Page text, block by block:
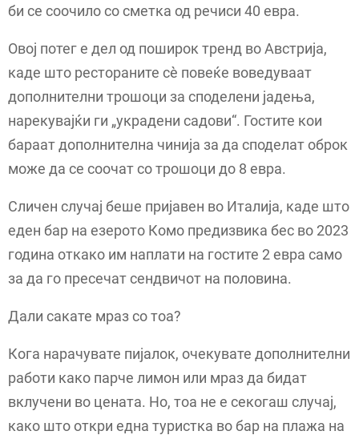
би се соочило со сметка од речиси 40 евра.
Овој потег е дел од поширок тренд во Австрија,
каде што рестораните сè повеќе воведуваат
дополнителни трошоци за споделени јадења,
нарекувајќи ги „украдени садови“. Гостите кои
бараат дополнителна чинија за да споделат оброк
може да се соочат со трошоци до 8 евра.
Сличен случај беше пријавен во Италија, каде што
еден бар на езерото Комо предизвика бес во 2023
година откако им наплати на гостите 2 евра само
за да го пресечат сендвичот на половина.
Дали сакате мраз со тоа?
Кога нарачувате пијалок, очекувате дополнителни
работи како парче лимон или мраз да бидат
вклучени во цената. Но, тоа не е секогаш случај,
како што откри една туристка во бар на плажа на